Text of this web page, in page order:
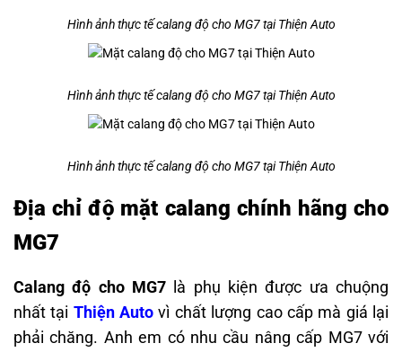
Hình ảnh thực tế calang độ cho MG7 tại Thiện Auto
Hình ảnh thực tế calang độ cho MG7 tại Thiện Auto
Hình ảnh thực tế calang độ cho MG7 tại Thiện Auto
Địa chỉ độ mặt calang chính hãng cho
MG7
Calang độ cho MG7 là phụ kiện được ưa chuộng
nhất tại Thiện Auto vì chất lượng cao cấp mà giá lại
phải chăng. Anh em có nhu cầu nâng cấp MG7 với